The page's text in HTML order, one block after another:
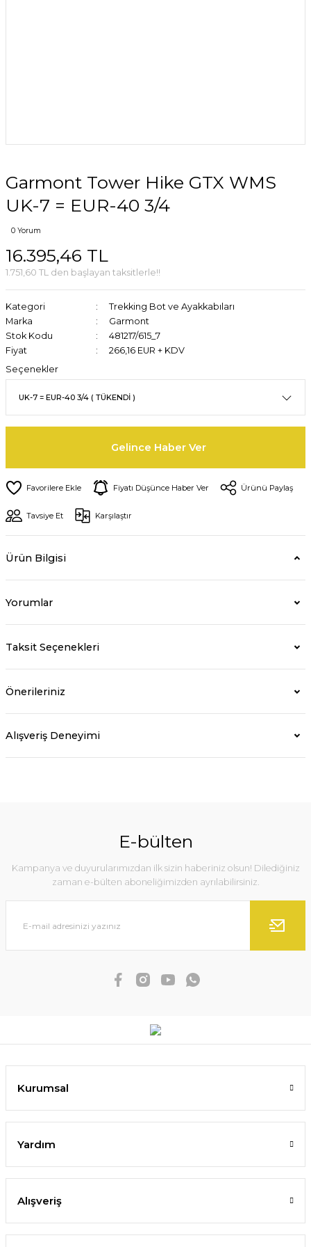
Garmont Tower Hike GTX WMS
UK-7 = EUR-40 3/4
0 Yorum
16.395,46 TL
1.751,60 TL den başlayan taksitlerle!!
Kategori
Trekking Bot ve Ayakkabıları
Marka
Garmont
Stok Kodu
481217/615_7
Fiyat
266,16 EUR + KDV
Seçenekler
Gelince Haber Ver
Fiyatı Düşünce Haber Ver Ürünü Paylaş
Tavsiye Et Karşılaştır
Ürün Bilgisi
Yorumlar
Taksit Seçenekleri
Önerileriniz
Alışveriş Deneyimi
E-bülten
Kampanya ve duyurularımızdan ilk sizin haberiniz olsun! Dilediğiniz
zaman e-bülten aboneliğimizden ayrılabilirsiniz.
Kurumsal
Yardım
Alışveriş